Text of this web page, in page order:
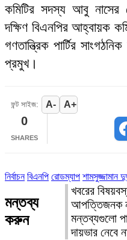
কমিটির সদস্য আবু নাসের
দক্ষিণ বিএনপির আহ্বায়ক
গণতান্ত্রিক পার্টির
প্রমুখ।
ফন্ট সাইজ: A- A+
0
SHARES
নির্বাচন বিএনপি রোডম্যাপ শামসুজ্জামান
মন্তব্য
করুন
খবরের
আপত্তিজনক
মন্তব্যগুলো
দায়ভার নেবে